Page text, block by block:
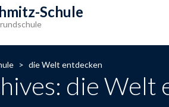
Schule
> die Welt entdecken
die Welt